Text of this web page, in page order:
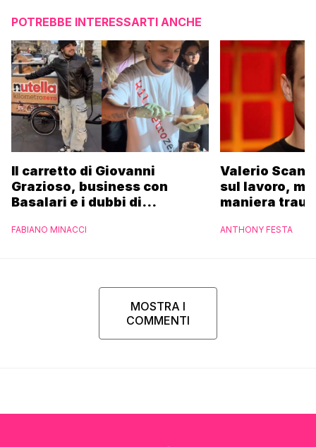
POTREBBE INTERESSARTI ANCHE
Il carretto di Giovanni
Grazioso, business con
Basalari e i dubbi di
Ferrero”
FABIANO MINACCI
Valerio
sul lavoro,
maniera
ANTHONY FESTA
MOSTRA I
COMMENTI